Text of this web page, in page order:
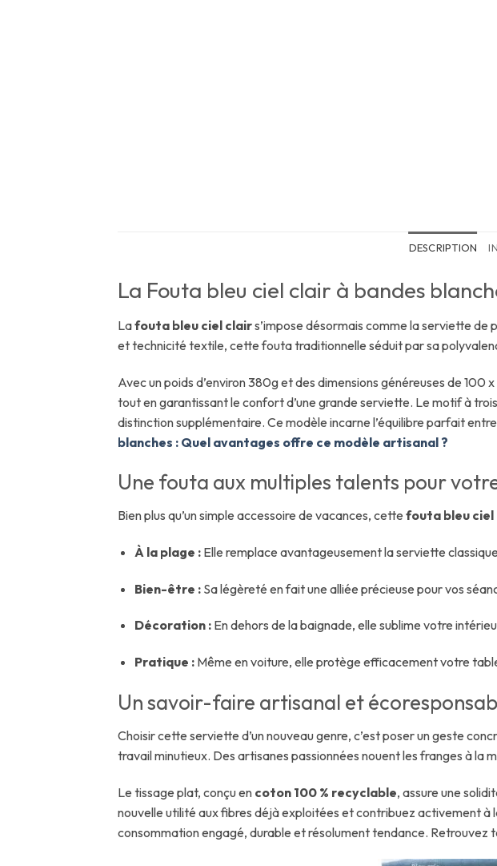
DESCRIPTION
La Fouta bleu ciel clair à bandes
Lafouta bleu ciel clairs’impose désormais comme la serviette
et technicité textile, cette fouta traditionnelle séduit par sa
Avec un poids d’environ 380g et des dimensions généreuses de 100
tout en garantissant le confort d’une grande serviette. Le motif à
distinction supplémentaire. Ce modèle incarne l’équilibre parfait
blanches : Quel avantages offre ce modèle artisanal ?
Une fouta aux multiples talents pour
Bien plus qu’un simple accessoire de vacances, cette fouta bleu ciel
À la plage :Elle remplace avantageusement la serviette
Bien-être :Sa légèreté en fait une alliée précieuse pour vos
Décoration :En dehors de la baignade, elle sublime votre
Pratique :Même en voiture, elle protège efficacement votre
Un savoir-faire artisanal et
Choisir cette serviette d’un nouveau genre, c’est poser un geste
travail minutieux. Des artisanes passionnées nouent les franges à la
Le tissage plat, conçu en coton 100 % recyclable, assure une
nouvelle utilité aux fibres déjà exploitées et contribuez activement à
consommation engagé, durable et résolument tendance. Retrouvez